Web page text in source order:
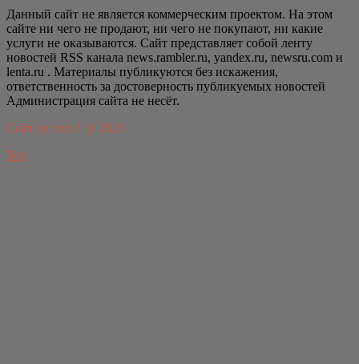
Данный сайт не является коммерческим проектом. На этом
сайте ни чего не продают, ни чего не покупают, ни какие
услуги не оказываются. Сайт представляет собой ленту
новостей RSS канала news.rambler.ru, yandex.ru, newsru.com и
lenta.ru . Материалы публикуются без искажения,
ответственность за достоверность публикуемых новостей
Администрация сайта не несёт.
Сайт от bmb3 @ 2023
Top